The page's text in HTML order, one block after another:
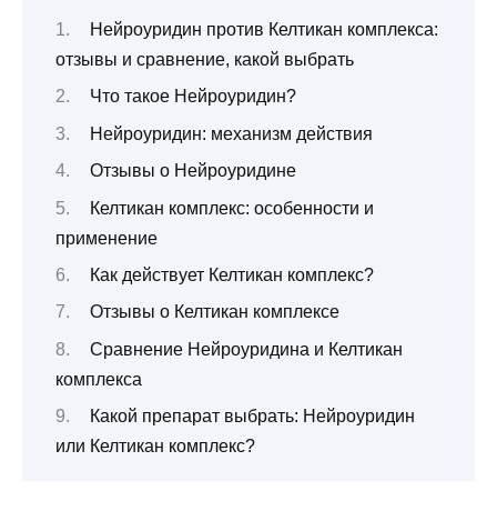
Нейроуридин против Келтикан комплекса:
отзывы и сравнение, какой выбрать
Что такое Нейроуридин?
Нейроуридин: механизм действия
Отзывы о Нейроуридине
Келтикан комплекс: особенности и
применение
Как действует Келтикан комплекс?
Отзывы о Келтикан комплексе
Сравнение Нейроуридина и Келтикан
комплекса
Какой препарат выбрать: Нейроуридин
или Келтикан комплекс?